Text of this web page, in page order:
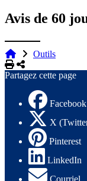
Avis de 60
Outils
Imprimer
Partager
Partagez cette page
Facebook
X
Pinterest
LinkedIn
Courriel